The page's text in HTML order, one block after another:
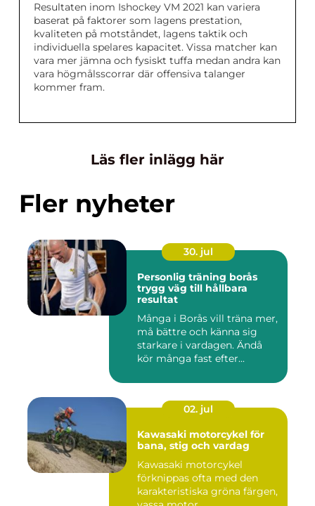
Resultaten inom Ishockey VM 2021 kan variera
baserat på faktorer som lagens prestation,
kvaliteten på motståndet, lagens taktik och
individuella spelares kapacitet. Vissa matcher kan
vara mer jämna och fysiskt tuffa medan andra kan
vara högmålsscorrar där offensiva talanger
kommer fram.
Läs fler inlägg här
Fler nyheter
30. jul
Personlig träning borås
trygg väg till hållbara
resultat
Många i Borås vill träna mer,
må bättre och känna sig
starkare i vardagen. Ändå
kör många fast efter...
02. jul
Kawasaki motorcykel för
bana, stig och vardag
Kawasaki motorcykel
förknippas ofta med den
karakteristiska gröna färgen,